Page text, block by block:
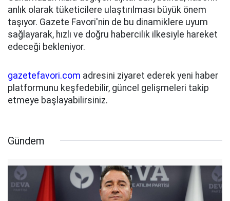
anlık olarak tüketicilere ulaştırılması büyük önem
taşıyor. Gazete Favori'nin de bu dinamiklere uyum
sağlayarak, hızlı ve doğru habercilik ilkesiyle hareket
edeceği bekleniyor.
gazetefavori.com adresini ziyaret ederek yeni haber
platformunu keşfedebilir, güncel gelişmeleri takip
etmeye başlayabilirsiniz.
Gündem